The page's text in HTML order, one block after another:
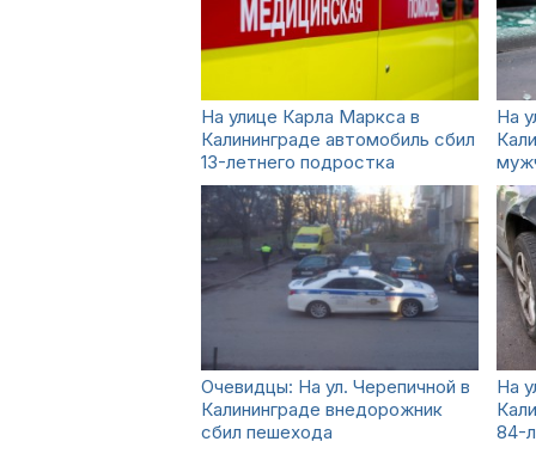
На улице Карла Маркса в
Калининграде автомобиль сбил
13-летнего подростка
На
Очевидцы: На ул. Черепичной в
Калининграде внедорожник
сбил пешехода
На
84-